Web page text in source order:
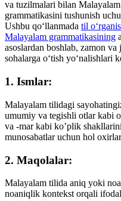
va tuzilmalari bilan Malayalam
grammatikasini tushunish
Ushbu qoʻllanmada til
Malayalam grammatikasining
asoslardan boshlab, zamon
sohalarga oʻtish yoʻnalishlari
1. Ismlar:
Malayalam tilidagi
umumiy va tegishli otlar kabi
va -mar kabi ko’plik
munosabatlar uchun hol
2. Maqolalar:
Malayalam tilida aniq yoki
noaniqlik kontekst orqali